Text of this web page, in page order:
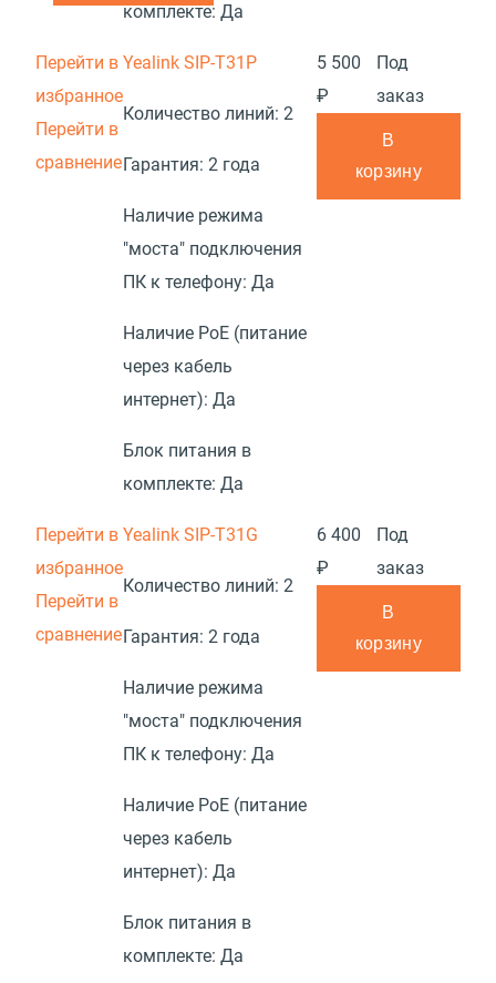
комплекте: Да
Перейти в
избранное
Перейти в
сравнение
Yealink SIP-T31P
Количество линий: 2
Гарантия: 2 года
Наличие режима
"моста" подключения
ПК к телефону: Да
Наличие PoE (питание
через кабель
интернет): Да
Блок питания в
комплекте: Да
5 500
₽
Под
заказ
В
корзину
Перейти в
избранное
Перейти в
сравнение
Yealink SIP-T31G
Количество линий: 2
Гарантия: 2 года
Наличие режима
"моста" подключения
ПК к телефону: Да
Наличие PoE (питание
через кабель
интернет): Да
Блок питания в
комплекте: Да
6 400
₽
Под
заказ
В
корзину